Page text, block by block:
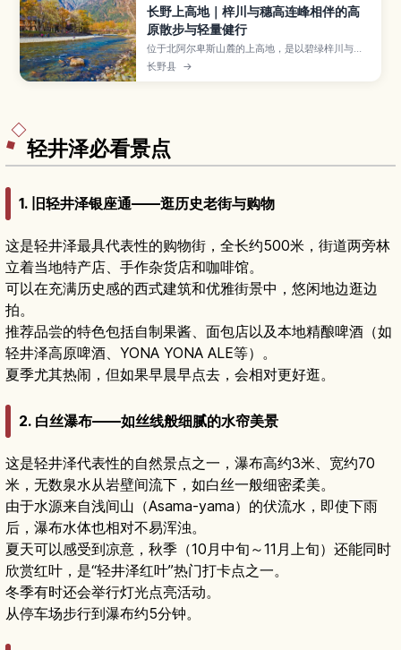
长野上高地｜梓川与穗高连峰相伴的高
原散步与轻量健行
位于北阿尔卑斯山麓的上高地，是以碧绿梓川与穗
高连峰山景闻名的高原山岳景区。本文介绍河童
桥、大正池、明神池等经典景点的步行路线与难
长野县 →
轻井泽必看景点
1. 旧轻井泽银座通——逛历史老街与购物
这是轻井泽最具代表性的购物街，全长约500米，街道两旁林
立着当地特产店、手作杂货店和咖啡馆。
可以在充满历史感的西式建筑和优雅街景中，悠闲地边逛边
拍。
推荐品尝的特色包括自制果酱、面包店以及本地精酿啤酒（如
轻井泽高原啤酒、YONA YONA ALE等）。
夏季尤其热闹，但如果早晨早点去，会相对更好逛。
2. 白丝瀑布——如丝线般细腻的水帘美景
这是轻井泽代表性的自然景点之一，瀑布高约3米、宽约70
米，无数泉水从岩壁间流下，如白丝一般细密柔美。
由于水源来自浅间山（Asama-yama）的伏流水，即使下雨
后，瀑布水体也相对不易浑浊。
夏天可以感受到凉意，秋季（10月中旬～11月上旬）还能同时
欣赏红叶，是“轻井泽红叶”热门打卡点之一。
冬季有时还会举行灯光点亮活动。
从停车场步行到瀑布约5分钟。